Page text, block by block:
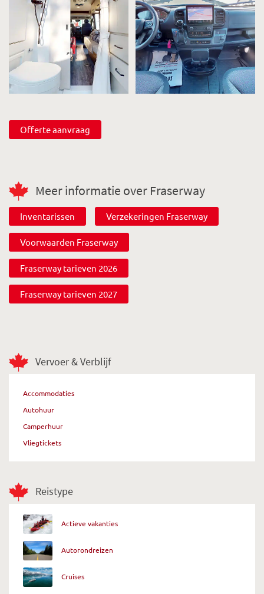
Vervoer & Verblijf
Accommodaties
Autohuur
Camperhuur
Vliegtickets
Reistype
Actieve vakanties
Autorondreizen
Cruises
Offerte aanvraag
Meer informatie over Fraserway
Inventarissen Verzekeringen Fraserway
Voorwaarden Fraserway
Fraserway tarieven 2026
Fraserway tarieven 2027